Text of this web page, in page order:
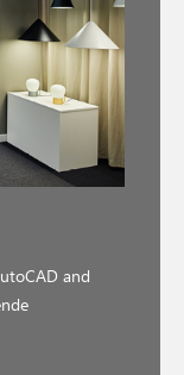
and